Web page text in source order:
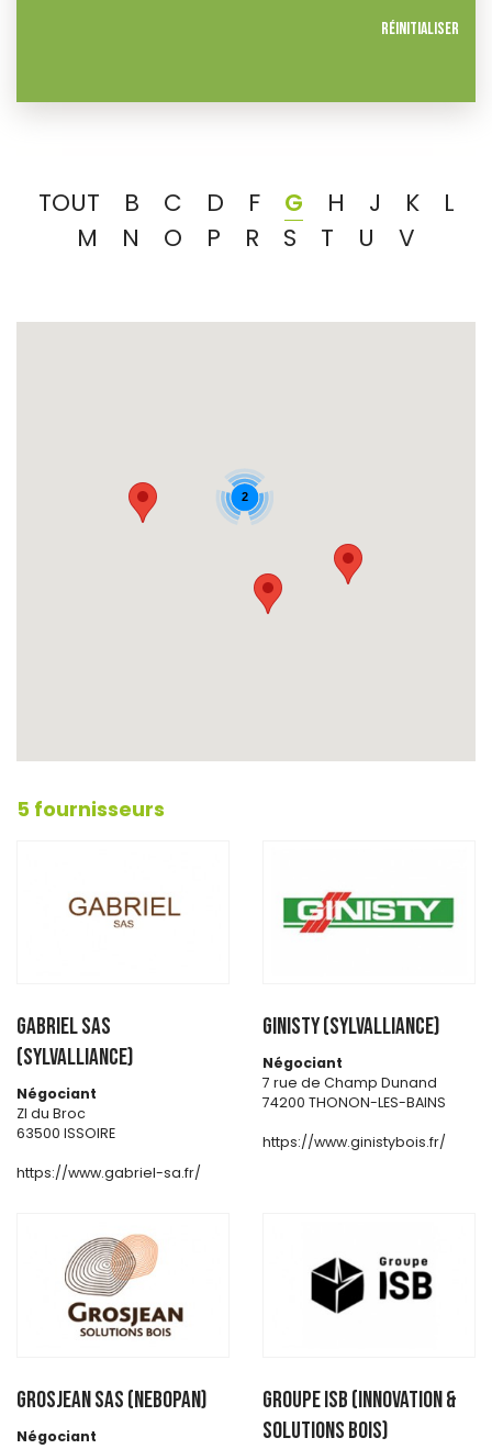
Réinitialiser
TOUT B C D F G H J K
L
M
N O P R S T U V
2
5 fournisseurs
GABRIEL SAS
(SYLVALLIANCE)
Négociant
ZI du Broc
63500 ISSOIRE
https://www.gabriel-sa.fr/
GINISTY (SYLVALLIANCE)
Négociant
7 rue de Champ Dunand
74200 THONON-LES-BAINS
https://www.ginistybois.fr/
GROSJEAN SAS (NEBOPAN)
Négociant
GROUPE ISB (INNOVATION &
SOLUTIONS BOIS)